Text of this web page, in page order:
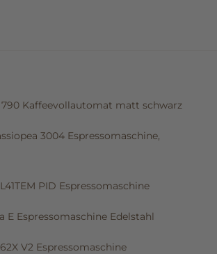
790 Kaffeevollautomat matt schwarz
3004 Espressomaschine,
PID Espressomaschine
E Espressomaschine Edelstahl
V2 Espressomaschine